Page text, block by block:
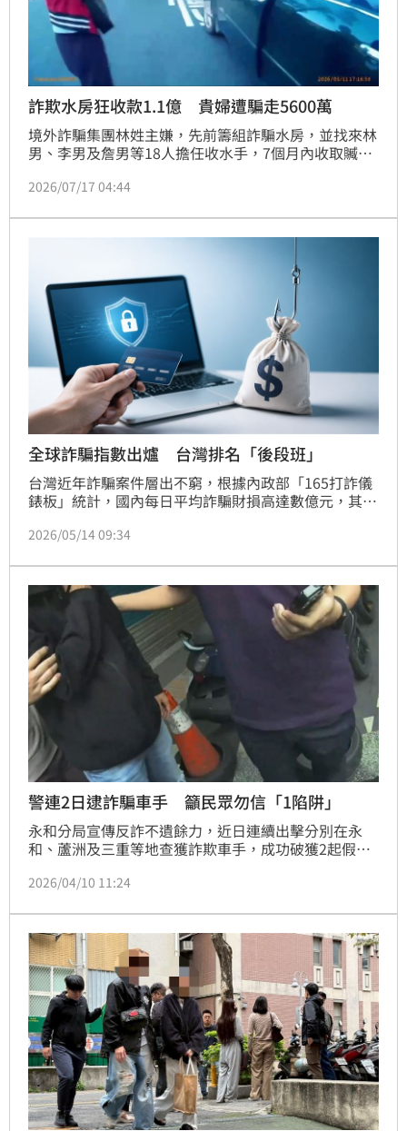
詐欺水房狂收款1.1億 貴婦遭騙走5600萬
境外詐騙集團林姓主嫌，先前籌組詐騙水房，並找來林
男、李男及詹男等18人擔任收水手，7個月內收取贓款
元，另名營造商則被詐得3000萬元，其中1名女子被騙
緝行動，一舉逮捕林嫌等19人到案，全案訊後依組織犯
罪、加重詐欺等罪嫌移送法辦。
2026/07/17 04:44
全球詐騙指數出爐 台灣排名「後段班」
台灣近年詐騙案件層出不窮，根據內政部「165打詐儀
錶板」統計，國內每日平均詐騙財損高達數億元，其中
對全球112個國家與地區的資安風險脆弱度調查也揭
現落後日本、南韓等亞洲鄰近國家。
2026/05/14 09:34
警連2日逮詐騙車手 籲民眾勿信「1陷阱」
永和分局宣傳反詐不遺餘力，近日連續出擊分別在永
和、蘆洲及三重等地查獲詐欺車手，成功破獲2起假投
辦。
2026/04/10 11:24